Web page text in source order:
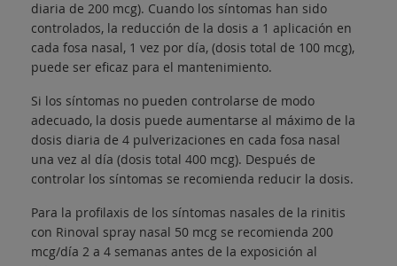
diaria de 200 mcg). Cuando los síntomas han sido
controlados, la reducción de la dosis a 1 aplicación en
cada fosa nasal, 1 vez por día, (dosis total de 100 mcg),
puede ser eficaz para el mantenimiento.
Si los síntomas no pueden controlarse de modo
adecuado, la dosis puede aumentarse al máximo de la
dosis diaria de 4 pulverizaciones en cada fosa nasal
una vez al día (dosis total 400 mcg). Después de
controlar los síntomas se recomienda reducir la dosis.
Para la profilaxis de los síntomas nasales de la rinitis
con Rinoval spray nasal 50 mcg se recomienda 200
mcg/día 2 a 4 semanas antes de la exposición al